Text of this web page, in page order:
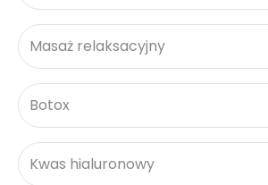
Masaż relaksacyjny
Botox
Kwas hialuronowy